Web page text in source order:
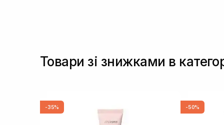
Товари зі знижками в
-35% -50%